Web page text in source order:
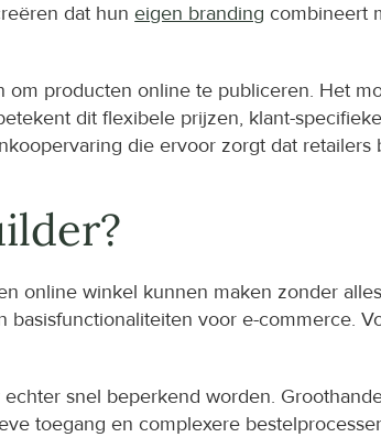
dat hun eigen branding combineert
om producten online te publiceren. Het
dit flexibele prijzen, klant-
die ervoor zorgt dat retailers
online winkel kunnen maken zonder
basisfunctionaliteiten voor e-commerce.
snel beperkend worden.
toegang en complexere